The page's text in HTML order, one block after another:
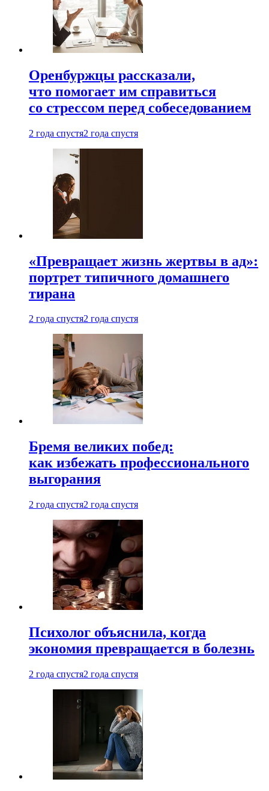
Оренбуржцы рассказали,
что помогает им справиться
со стрессом перед собеседованием
2 года спустя2 года спустя
«Превращает жизнь жертвы в ад»:
портрет типичного домашнего
тирана
2 года спустя2 года спустя
Бремя великих побед:
как избежать профессионального
выгорания
2 года спустя2 года спустя
Психолог объяснила, когда
экономия превращается в болезнь
2 года спустя2 года спустя